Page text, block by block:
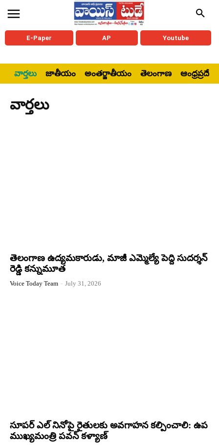
E-Paper AP Youtube
వార్తలు జాతీయం అంతర్జాతీయం తెలంగాణ ఆంధ్రప్రదేశ్
వార్తలు
తెలంగాణ ఉద్యమకారుడు, మాజీ ఎమ్మెల్యే పెద్ది సుదర్శన్
రెడ్డి కన్నుమూత
Voice Today Team - July 31, 2026
సూపర్ ఎల్ నినోపై రైతులకు అవగాహన కల్పించాలి: ఉప
ముఖ్యమంత్రి పవన్ కళ్యాణ్